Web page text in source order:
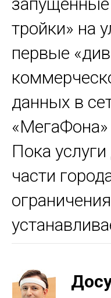
тройки» на
первые
данных в
Пока
части